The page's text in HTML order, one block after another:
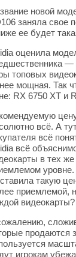
новой
заняла свое
ее будет
оценила
—
топовых
мощная. Так
RX 6750 XT и
всё. А
всё
всё
в тех
такую
приемлемой,
видеокарты?
продаются
игрокам